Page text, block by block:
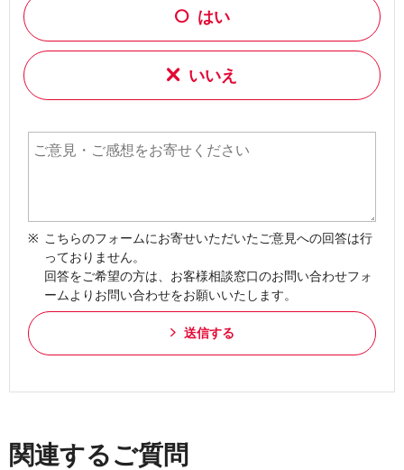
はい
いいえ
こちらのフォームにお寄せいただいたご意見への回答は行
っておりません。
回答をご希望の方は、お客様相談窓口のお問い合わせフォ
ームよりお問い合わせをお願いいたします。
送信する
関連するご質問